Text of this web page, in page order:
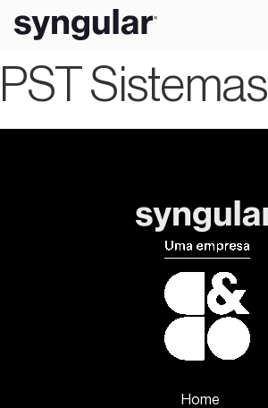
PST Sistemas
Home